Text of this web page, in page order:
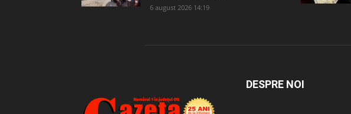
6 august 2026 14:19
DESPRE NOI